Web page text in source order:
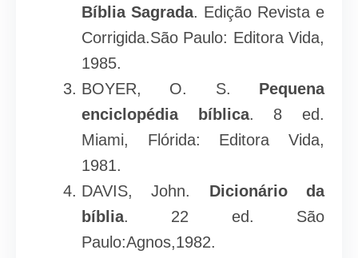
Bíblia Sagrada. Edição Revista e
Corrigida.São Paulo: Editora Vida,
1985.
BOYER, O. S. Pequena
enciclopédia bíblica. 8 ed.
Miami, Flórida: Editora Vida,
1981.
DAVIS, John. Dicionário da
bíblia. 22 ed. São
Paulo:Agnos,1982.